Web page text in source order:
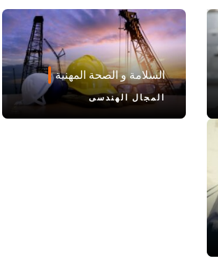
السلامة و الصحة المهنية
المجال الهندسى